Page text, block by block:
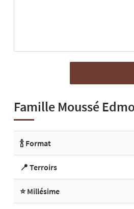
Famille Moussé
🍾 Format
📍 Terroirs
⭐ Millésime